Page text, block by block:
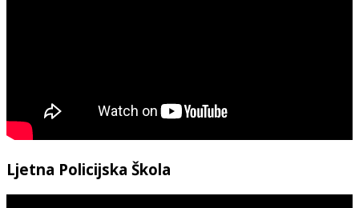
Ljetna Policijska Škola